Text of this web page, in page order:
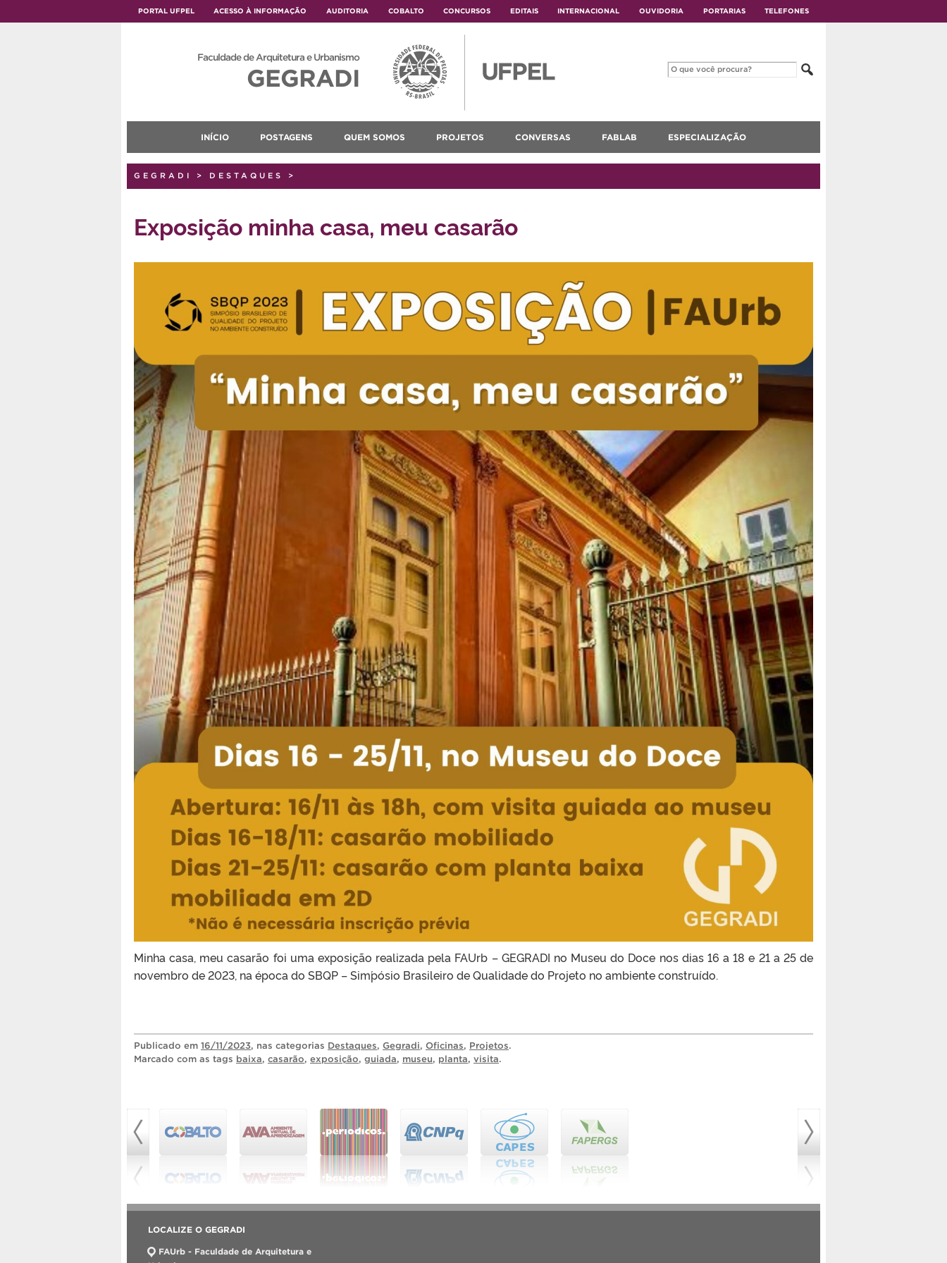
PORTAL UFPEL ACESSO À INFORMAÇÃO AUDITORIA COBALTO CONCURSOS EDITAIS INTERNACIONAL OUVIDORIA PORTARIAS TELEFONES
Faculdade de Arquitetura e Urbanismo
GEGRADI
INÍCIO POSTAGENS QUEM SOMOS PROJETOS CONVERSAS FABLAB ESPECIALIZAÇÃO
GEGRADI > DESTAQUES >
Exposição minha casa, meu casarão
Minha casa, meu casarão foi uma exposição realizada pela FAUrb – GEGRADI no Museu do Doce nos dias 16 a 18 e 21 a 25 de
novembro de 2023, na época do SBQP – Sim´pósio Brasileiro de Qualidade do Projeto no ambiente construído.
Publicado em 16/11/2023, nas categorias Destaques, Gegradi, Oficinas, Projetos.
Marcado com as tags baixa, casarão, exposição, guiada, museu, planta, visita.
LOCALIZE O GEGRADI
FAUrb - Faculdade de Arquitetura e